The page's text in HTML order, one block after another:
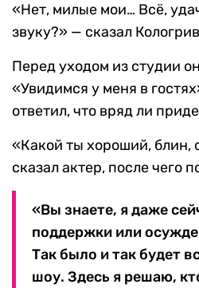
«Нет, милые мои… Всё,
звуку?» — сказал
Перед уходом из студии
«Увидимся у меня в
ответил, что вряд ли
«Какой ты хороший, блин,
сказал актер, после чего
«Вы знаете, я даже
поддержки или
Так было и так будет
шоу. Здесь я решаю,